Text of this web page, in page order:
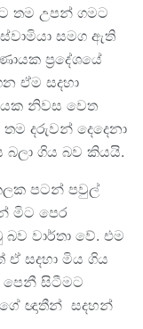
තම උපන් ගමට
සමග ඇති
ප්‍රදේශයේ
ඒම සදහා
නිවස වෙත
දරුවන් දෙදෙනා
ගිය බව කියයි.
පටන් පවුල්
මිට පෙර
වාර්තා වේ. එම
ඒ සදහා මිය ගිය
පෙනී සිටීමට
ඥාතීන් සදහන්